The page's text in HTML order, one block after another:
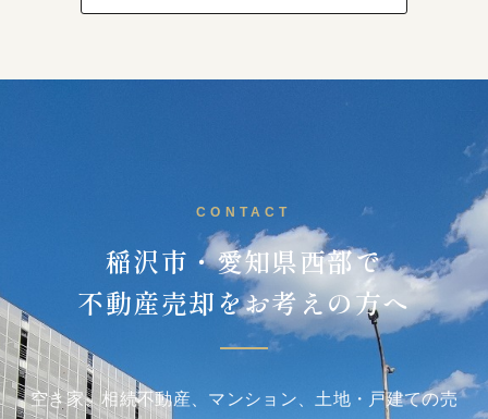
CONTACT
稲沢市・愛知県西部で
不動産売却をお考えの方へ
空き家、相続不動産、マンション、土地・戸建ての売